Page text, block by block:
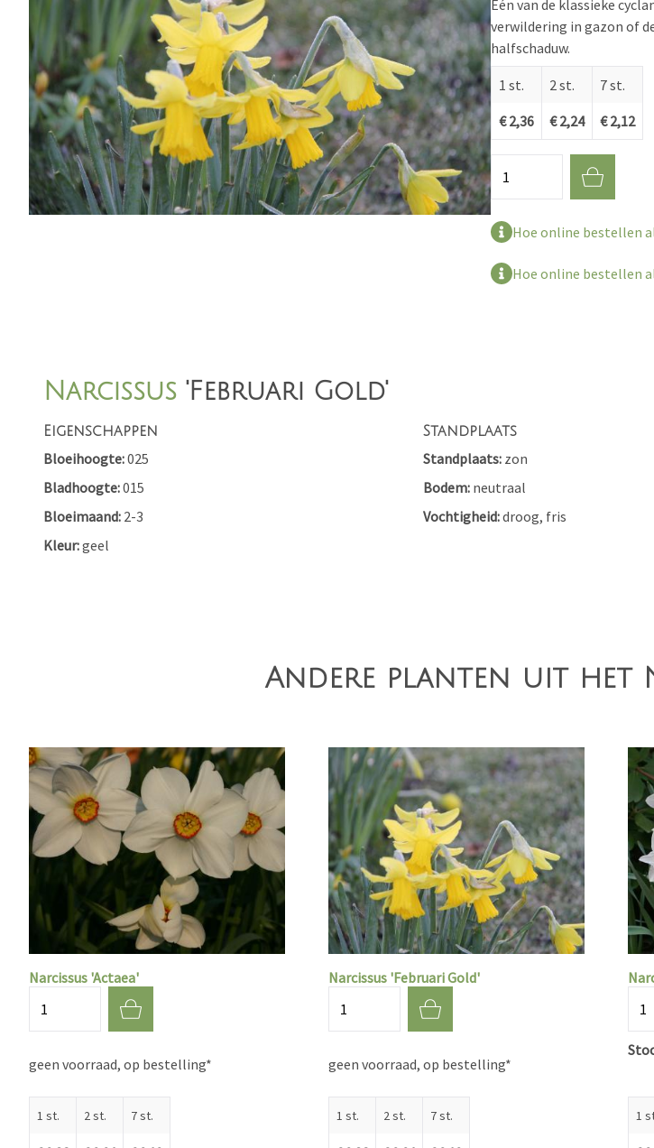
Eén van de klassieke
verwildering in gazon of
halfschaduw.
1 st.
€ 2,36
2 st.
€ 2,24
7 st.
€ 2,12
Hoe online bestellen
Hoe online bestellen
Narcissus 'Februari Gold'
Eigenschappen
Bloeihoogte 025
Bladhoogte 015
Bloeimaand 2-3
Kleur geel
Standplaats
Standplaats zon
Bodem neutraal
Vochtigheid droog, fris
Andere planten uit het
Narcissus 'Actaea'
geen voorraad, op bestelling*
1 st. 2 st. 7 st.
Narcissus 'Februari Gold'
geen voorraad, op bestelling*
1 st. 2 st. 7 st. 1